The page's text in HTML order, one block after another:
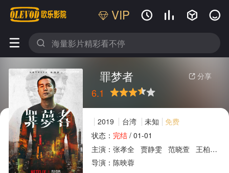
VIP    
 
 分享
罪梦者
6.1
很差较差 推荐力荐
2019 台湾 未知
免费
状态： 完结/ 01-01
主演： 张孝全 贾静雯 范晓萱 王柏杰
导演： 陈映蓉